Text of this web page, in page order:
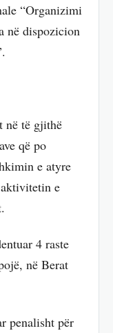
“Organizimi
në dispozicion
në të gjithë
që po
e atyre
e
4 raste
në Berat
penalisht për